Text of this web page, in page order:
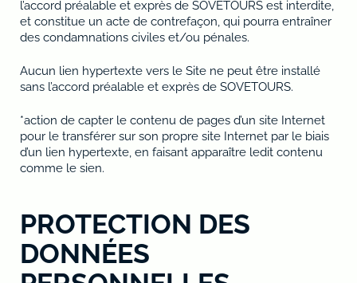
l’accord préalable et exprès de SOVETOURS est interdite,
et constitue un acte de contrefaçon, qui pourra entraîner
des condamnations civiles et/ou pénales.
Aucun lien hypertexte vers le Site ne peut être installé
sans l’accord préalable et exprès de SOVETOURS.
*action de capter le contenu de pages d’un site Internet
pour le transférer sur son propre site Internet par le biais
d’un lien hypertexte, en faisant apparaître ledit contenu
comme le sien.
PROTECTION DES
DONNÉES